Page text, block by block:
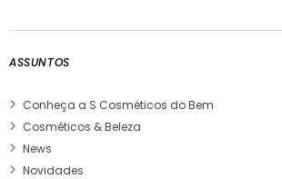
ASSUNTOS
Conheça a S Cosméticos do Bem
Cosméticos & Beleza
News
Novidades